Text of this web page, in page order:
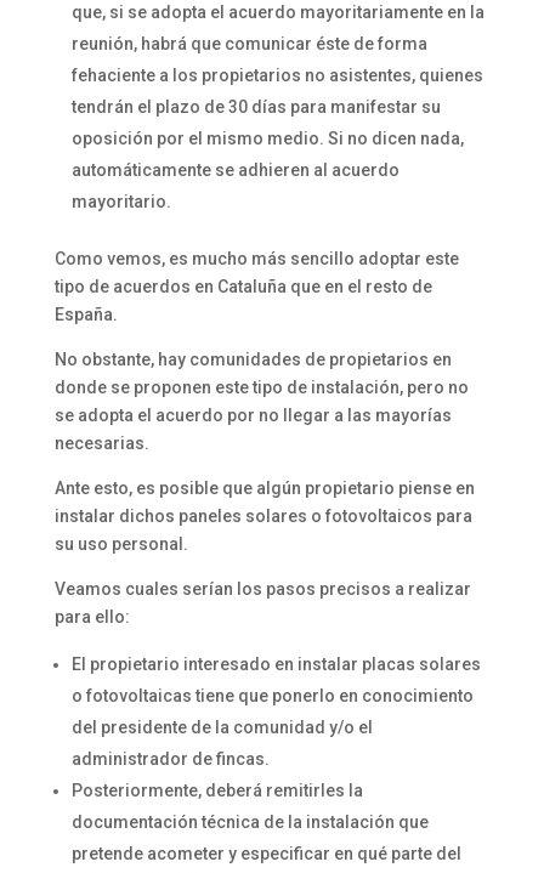
que, si se adopta el acuerdo mayoritariamente en la
reunión, habrá que comunicar éste de forma
fehaciente a los propietarios no asistentes, quienes
tendrán el plazo de 30 días para manifestar su
oposición por el mismo medio. Si no dicen nada,
automáticamente se adhieren al acuerdo
mayoritario.
Como vemos, es mucho más sencillo adoptar este
tipo de acuerdos en Cataluña que en el resto de
España.
No obstante, hay comunidades de propietarios en
donde se proponen este tipo de instalación, pero no
se adopta el acuerdo por no llegar a las mayorías
necesarias.
Ante esto, es posible que algún propietario piense en
instalar dichos paneles solares o fotovoltaicos para
su uso personal.
Veamos cuales serían los pasos precisos a realizar
para ello:
El propietario interesado en instalar placas solares
o fotovoltaicas tiene que ponerlo en conocimiento
del presidente de la comunidad y/o el
administrador de fincas.
Posteriormente, deberá remitirles la
documentación técnica de la instalación que
pretende acometer y especificar en qué parte del